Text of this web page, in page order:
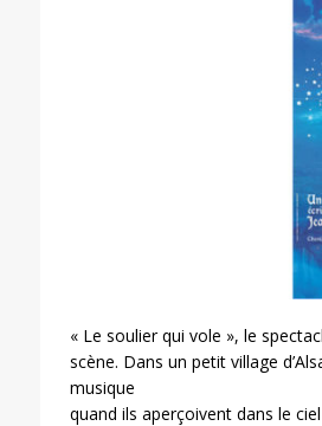
« Le soulier qui vole », le
scène. Dans un petit village
musique
quand ils aperçoivent dans le